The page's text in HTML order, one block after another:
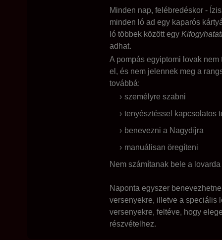
Minden nap, felébredéskor -
minden ló ad egy kaparós
ló többek között egy
adhat.
A pompás egyiptomi lovak
el, és nem jelennek meg a
továbbá:
személyre szabni
tenyésztéssel kapcsolatos
benevezni a Nagydíjra
manuálisan öregíteni
Nem számítanak bele a
Naponta egyszer
versenyekre, illetve a speciális
versenyekre, feltéve, hogy
részvételhez.